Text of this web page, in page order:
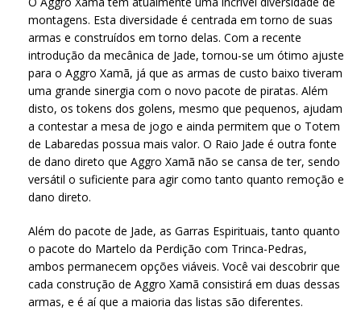
montagens. Esta diversidade é centrada em torno de suas
armas e construídos em torno delas. Com a recente
introdução da mecânica de Jade, tornou-se um ótimo ajuste
para o Aggro Xamã, já que as armas de custo baixo tiveram
uma grande sinergia com o novo pacote de piratas. Além
disto, os tokens dos golens, mesmo que pequenos, ajudam
a contestar a mesa de jogo e ainda permitem que o Totem
de Labaredas possua mais valor. O Raio Jade é outra fonte
de dano direto que Aggro Xamã não se cansa de ter, sendo
versátil o suficiente para agir como tanto quanto remoção e
dano direto.
Além do pacote de Jade, as Garras Espirituais, tanto quanto
o pacote do Martelo da Perdição com Trinca-Pedras,
ambos permanecem opções viáveis. Você vai descobrir que
cada construção de Aggro Xamã consistirá em duas dessas
armas, e é aí que a maioria das listas são diferentes.